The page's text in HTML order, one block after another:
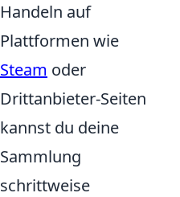
Handeln auf
Plattformen wie
Steam oder
Drittanbieter-Seiten
kannst du deine
Sammlung
schrittweise